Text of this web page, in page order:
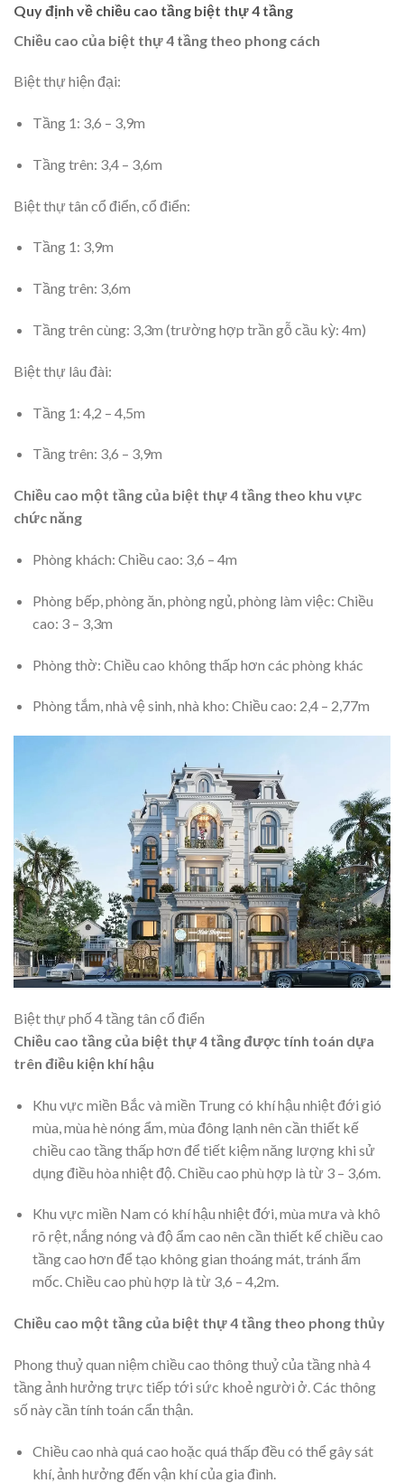
Quy định về chiều cao tầng biệt thự 4 tầng
Chiều cao của biệt thự 4 tầng theo phong cách
Biệt thự hiện đại:
Tầng 1: 3,6 – 3,9m
Tầng trên: 3,4 – 3,6m
Biệt thự tân cổ điển, cổ điển:
Tầng 1: 3,9m
Tầng trên: 3,6m
Tầng trên cùng: 3,3m (trường hợp trần gỗ cầu kỳ: 4m)
Biệt thự lâu đài:
Tầng 1: 4,2 – 4,5m
Tầng trên: 3,6 – 3,9m
Chiều cao một tầng của biệt thự 4 tầng theo khu vực
chức năng
Phòng khách: Chiều cao: 3,6 – 4m
Phòng bếp, phòng ăn, phòng ngủ, phòng làm việc: Chiều
cao: 3 – 3,3m
Phòng thờ: Chiều cao không thấp hơn các phòng khác
Phòng tắm, nhà vệ sinh, nhà kho: Chiều cao: 2,4 – 2,77m
Biệt thự phố 4 tầng tân cổ điển
Chiều cao tầng của biệt thự 4 tầng được tính toán dựa
trên điều kiện khí hậu
Khu vực miền Bắc và miền Trung có khí hậu nhiệt đới gió
mùa, mùa hè nóng ẩm, mùa đông lạnh nên cần thiết kế
chiều cao tầng thấp hơn để tiết kiệm năng lượng khi sử
dụng điều hòa nhiệt độ. Chiều cao phù hợp là từ 3 – 3,6m.
Khu vực miền Nam có khí hậu nhiệt đới, mùa mưa và khô
rõ rệt, nắng nóng và độ ẩm cao nên cần thiết kế chiều cao
tầng cao hơn để tạo không gian thoáng mát, tránh ẩm
mốc. Chiều cao phù hợp là từ 3,6 – 4,2m.
Chiều cao một tầng của biệt thự 4 tầng theo phong thủy
Phong thuỷ quan niệm chiều cao thông thuỷ của tầng nhà 4
tầng ảnh hưởng trực tiếp tới sức khoẻ người ở. Các thông
số này cần tính toán cẩn thận.
Chiều cao nhà quá cao hoặc quá thấp đều có thể gây sát
khí, ảnh hưởng đến vận khí của gia đình.